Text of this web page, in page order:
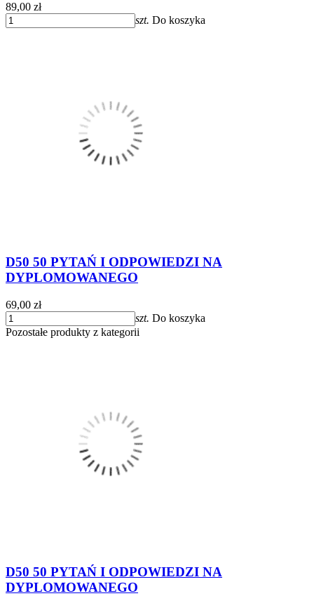
89,00 zł
szt. Do koszyka
D50 50 PYTAŃ I ODPOWIEDZI NA
DYPLOMOWANEGO
69,00 zł
szt. Do koszyka
Pozostałe produkty z kategorii
D50 50 PYTAŃ I ODPOWIEDZI NA
DYPLOMOWANEGO